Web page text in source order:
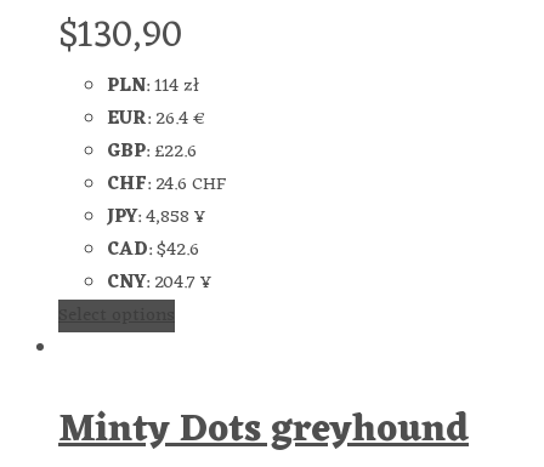
$130,90
PLN:114 zł
EUR:26.4 €
GBP:£22.6
CHF:24.6 CHF
JPY:4,858 ¥
CAD:$42.6
CNY:204.7 ¥
Minty Dots greyhound